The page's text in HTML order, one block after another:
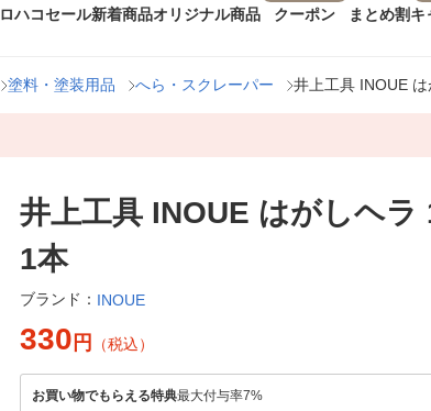
ロハコセール新着商品オリジナル商品 クーポン まとめ割キ
塗料・塗装用品 へら・スクレーパー 井上工具 INOUE
井上工具 INOUE はがしヘラ
1本
ブランド： INOUE
330 円 （税込）
お買い物でもらえる特典最大付与率7%